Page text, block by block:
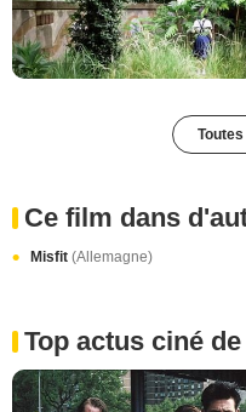
Ce film dans
Misfit (Allemagne)
Top actus ciné